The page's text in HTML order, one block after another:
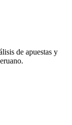
de apuestas y